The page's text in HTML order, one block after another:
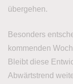
übergehen.
Besonders
kommenden
Bleibt diese
Abwärtstrend